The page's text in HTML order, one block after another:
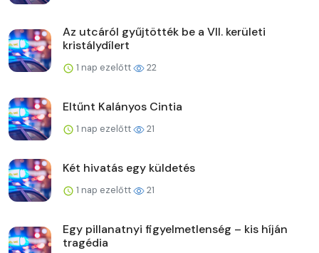
Az utcáról gyűjtötték be a VII. kerületi
kristálydílert
1 nap ezelőtt 22
Eltűnt Kalányos Cintia
1 nap ezelőtt 21
Két hivatás egy küldetés
1 nap ezelőtt 21
Egy pillanatnyi figyelmetlenség – kis híján
tragédia